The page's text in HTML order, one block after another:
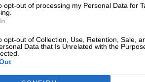
opt-out of processing my Personal Data for
opt-out of Collection, Use, Retention, Sale,
Data that Is Unrelated with the
migliore birra di frumento. Porta
Saphir coltivato in casa e la
stata prodotta la Weissbier for
e lievito Weissbier originale di
appetitoso con bellissime note di
Affinché la natura idilliaca che